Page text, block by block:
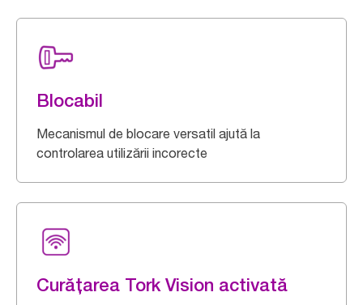
Blocabil
Mecanismul de blocare versatil ajută la
controlarea utilizării incorecte
Curățarea Tork Vision activată